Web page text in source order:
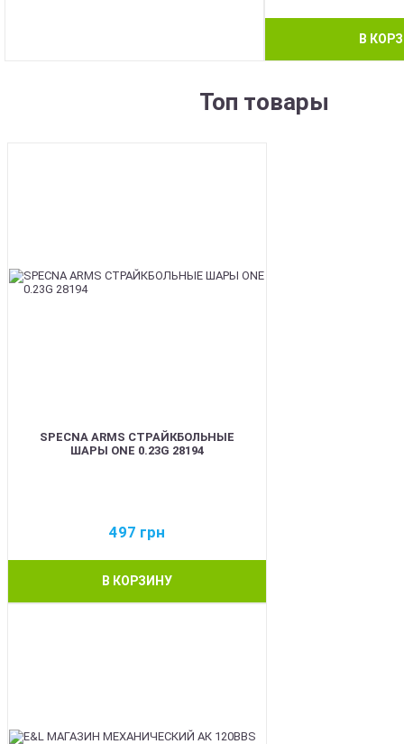
В
Топ товары
SPECNA ARMS СТРАЙКБОЛЬНЫЕ
ШАРЫ ONE 0.23G 28194
497 грн
В КОРЗИНУ